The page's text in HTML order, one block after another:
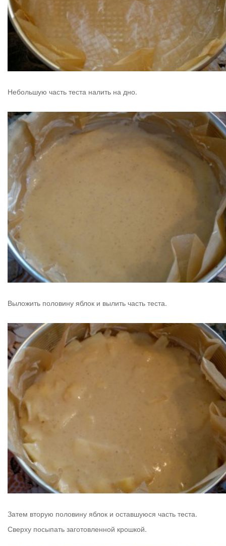
Небольшую часть теста налить на дно.
Выложить половину яблок и вылить часть теста.
Затем вторую половину яблок и оставшуюся часть теста.
Сверху посыпать заготовленной крошкой.